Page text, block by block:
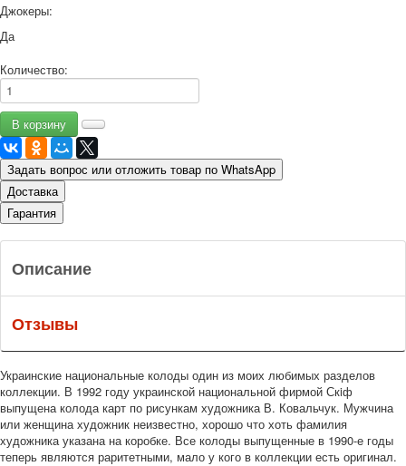
Джокеры:
Да
Количество:
Задать вопрос или отложить товар по WhatsApp
Доставка
Гарантия
Описание
Отзывы
Украинские национальные колоды один из моих любимых разделов
коллекции. В 1992 году украинской национальной фирмой Скiф
выпущена колода карт по рисункам художника В. Ковальчук. Мужчина
или женщина художник неизвестно, хорошо что хоть фамилия
художника указана на коробке. Все колоды выпущенные в 1990-е годы
теперь являются раритетными, мало у кого в коллекции есть оригинал.